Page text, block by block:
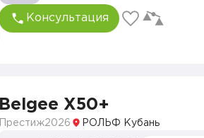
Консультация
Belgee X50+
Престиж2026 РОЛЬФ Кубань